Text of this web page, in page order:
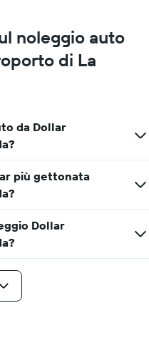
noleggio auto
di La
da Dollar
più gettonata
Dollar